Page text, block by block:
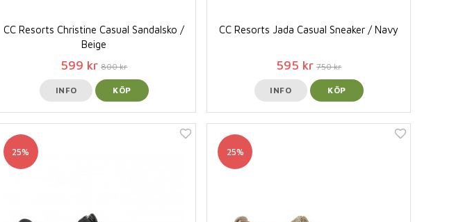
CC Resorts Christine Casual Sandalsko /
Beige
599 kr 800 kr
INFO KÖP
CC Resorts Jada Casual Sneaker / Navy
595 kr 750 kr
INFO KÖP
25% 25%